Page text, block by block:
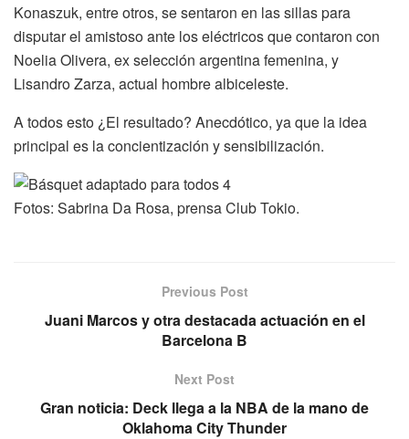
Konaszuk, entre otros, se sentaron en las sillas para
disputar el amistoso ante los eléctricos que contaron con
Noelia Olivera, ex selección argentina femenina, y
Lisandro Zarza, actual hombre albiceleste.
A todos esto ¿El resultado? Anecdótico, ya que la idea
principal es la concientización y sensibilización.
Fotos: Sabrina Da Rosa, prensa Club Tokio.
Previous Post
Juani Marcos y otra destacada actuación en el
Barcelona B
Next Post
Gran noticia: Deck llega a la NBA de la mano de
Oklahoma City Thunder